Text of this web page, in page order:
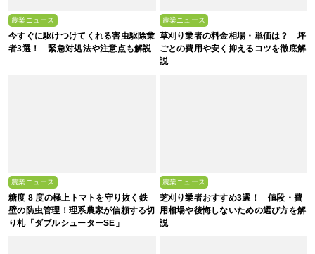
農業ニュース
今すぐに駆けつけてくれる害虫駆除業
者3選！ 緊急対処法や注意点も解説
農業ニュース
草刈り業者の料金相場・単価は？ 坪
ごとの費用や安く抑えるコツを徹底解
説
農業ニュース
糖度 8 度の極上トマトを守り抜く鉄
壁の防虫管理！理系農家が信頼する切
り札「ダブルシューターSE」
農業ニュース
芝刈り業者おすすめ3選！ 値段・費
用相場や後悔しないための選び方を解
説